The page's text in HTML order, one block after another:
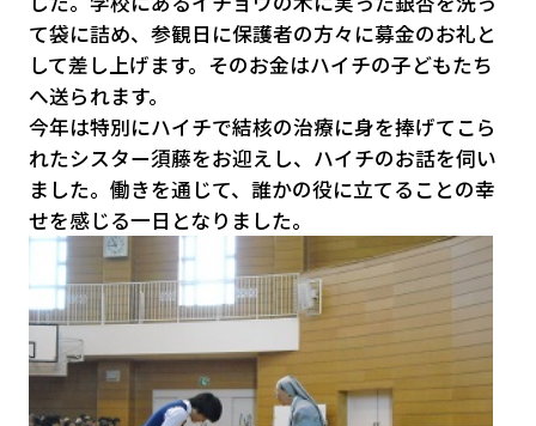
て袋に詰め、参観日に保護者の方々に募金のお礼と
して差し上げます。そのお金はハイチの子どもたち
へ送られます。
今年は特別にハイチで結核の治療に身を捧げてこら
れたシスター須藤をお迎えし、ハイチのお話を伺い
ました。働きを通じて、誰かの役に立てることの幸
せを感じる一日となりました。